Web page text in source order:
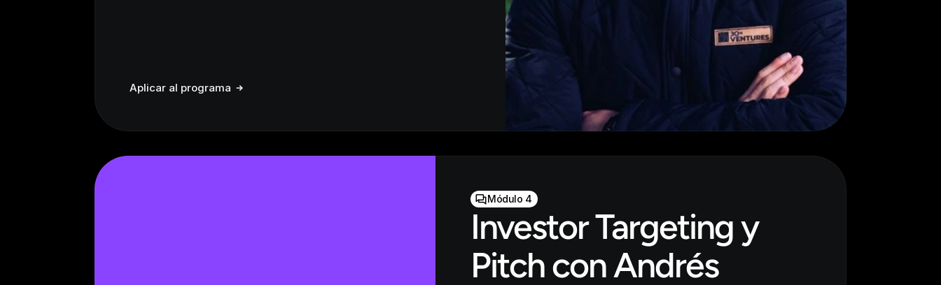
Aplicar al programa
Módulo 4
Investor Targeting y
Pitch con Andrés